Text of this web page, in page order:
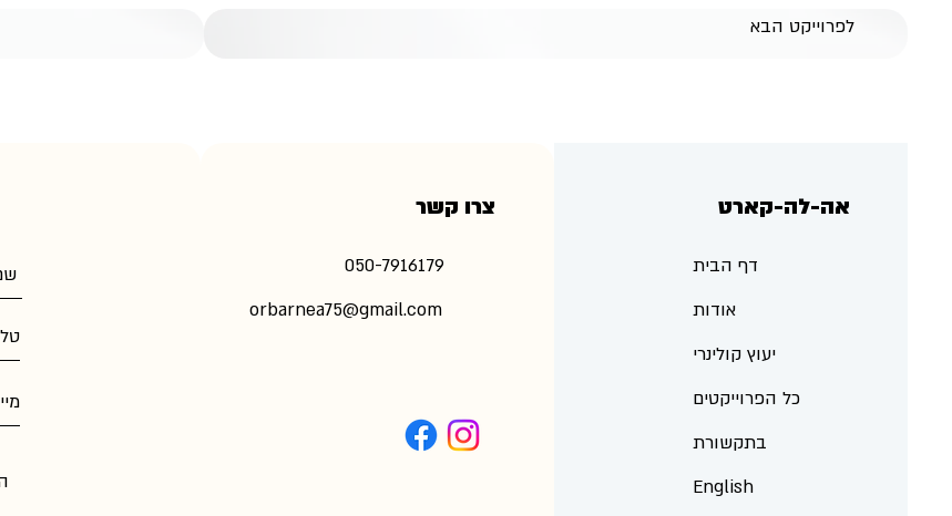
לפרוייקט הבא
צרו קשר
​050-7916179
orbarnea75@gmail.com
אה-לה-קארט
דף הבית
אודות
יעוץ קולינרי
כל הפרוייקטים
בתקשורת
English